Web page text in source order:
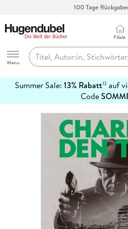
100 Tage
Hugendubel
Menu
Filiale
Summer Sale: 13% Rabatt12auf
Code
erfahren